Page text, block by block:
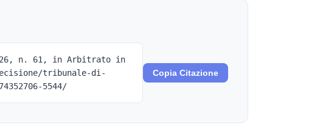
n. 61, in Arbitrato in
tribunale-di-
5544/
Copia Citazione